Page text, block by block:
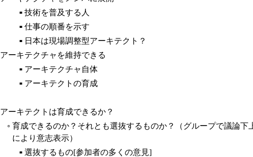
■ 技術を普及する人
■ 仕事の順番を示す
■ 日本は現場調整型アーキテクト？
アーキテクチャを維持できる
■ アーキテクチャ自体
■ アーキテクトの育成
アーキテクトは育成できるか？
○ 育成できるのか？それとも選抜するものか？（グループで議論下
により意志表示）
■ 選抜するもの[参加者の多くの意見]